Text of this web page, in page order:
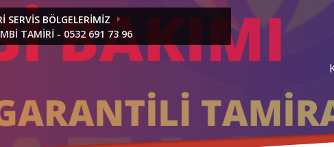
SERVIS BÖLGELERIMIZ
TAMIRI - 0532 691 73 96